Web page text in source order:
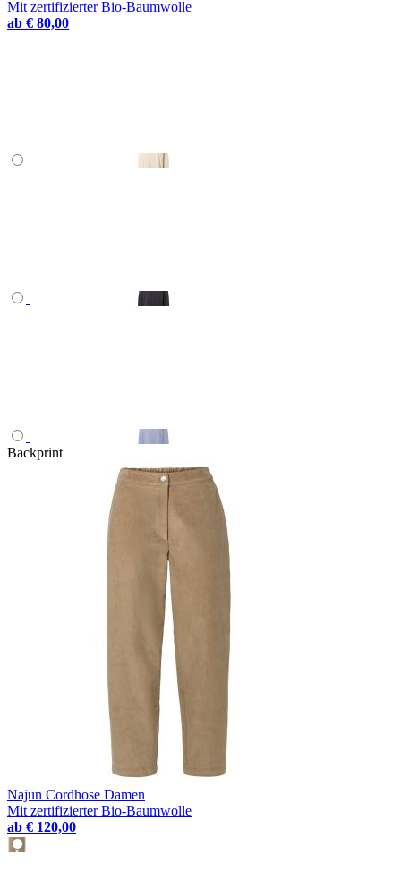
Mit zertifizierter Bio-Baumwolle
ab € 80,00
Backprint
Najun Cordhose Damen
Mit zertifizierter Bio-Baumwolle
ab € 120,00